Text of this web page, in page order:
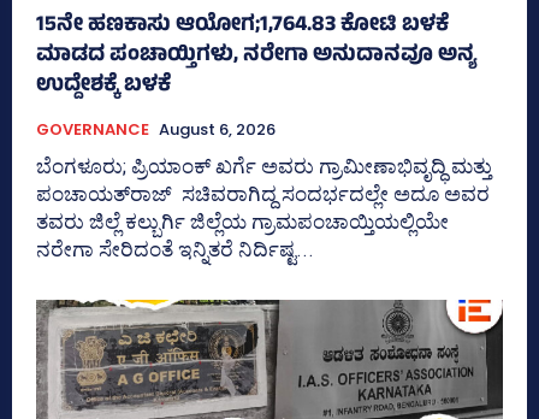
15ನೇ ಹಣಕಾಸು ಆಯೋಗ;1,764.83 ಕೋಟಿ ಬಳಕೆ
ಮಾಡದ ಪಂಚಾಯ್ತಿಗಳು, ನರೇಗಾ ಅನುದಾನವೂ ಅನ್ಯ
ಉದ್ದೇಶಕ್ಕೆ ಬಳಕೆ
GOVERNANCE August 6, 2026
ಬೆಂಗಳೂರು; ಪ್ರಿಯಾಂಕ್‌ ಖರ್ಗೆ ಅವರು ಗ್ರಾಮೀಣಾಭಿವೃದ್ಧಿ ಮತ್ತು
ಪಂಚಾಯತ್‌ರಾಜ್‌ ಸಚಿವರಾಗಿದ್ದ ಸಂದರ್ಭದಲ್ಲೇ ಅದೂ ಅವರ
ತವರು ಜಿಲ್ಲೆ ಕಲ್ಬುರ್ಗಿ ಜಿಲ್ಲೆಯ ಗ್ರಾಮಪಂಚಾಯ್ತಿಯಲ್ಲಿಯೇ
ನರೇಗಾ ಸೇರಿದಂತೆ ಇನ್ನಿತರೆ ನಿರ್ದಿಷ್ಟ...